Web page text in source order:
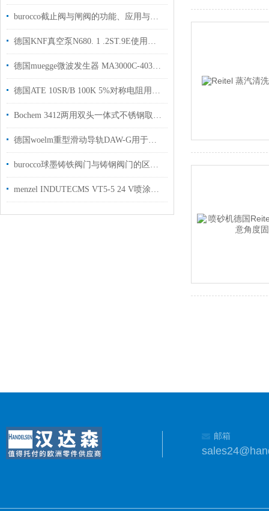
burocco截止阀与闸阀的功能、应用与选择
德国KNF真空泵N680. 1 .2ST.9E使用注意事项
德国muegge微波发生器 MA3000C-403BB用于光伏行业使用
德国ATE 10SR/B 100K 5%对称电阻用于分压器和电镀电容器的放电
Bochem 3412两用双头一体式不锈钢取样勺用于实验室样品采集
德国woelm重型滑动导轨DAW-G用于建筑行业使用国内现货
burocco球墨铸铁阀门与铸钢阀门的区别在哪里？
menzel INDUTECMS VT5-5 24 V喷涂系统
邮箱